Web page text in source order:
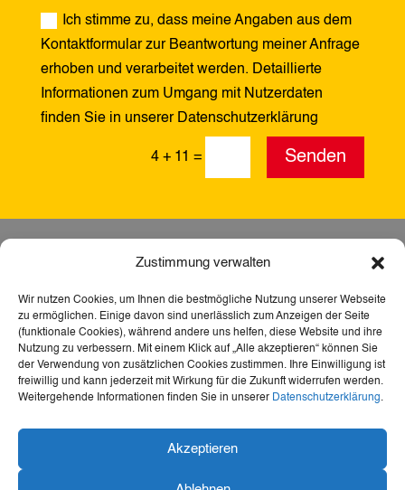
Zustimmung verwalten
Wir nutzen Cookies, um Ihnen die bestmögliche Nutzung unserer Webseite
zu ermöglichen. Einige davon sind unerlässlich zum Anzeigen der Seite
(funktionale Cookies), während andere uns helfen, diese Website und ihre
Nutzung zu verbessern. Mit einem Klick auf „Alle akzeptieren“ können Sie
der Verwendung von zusätzlichen Cookies zustimmen. Ihre Einwilligung ist
freiwillig und kann jederzeit mit Wirkung für die Zukunft widerrufen werden.
Weitergehende Informationen finden Sie in unserer Datenschutzerklärung.
Akzeptieren
Ich stimme zu, dass meine Angaben aus dem
Kontaktformular zur Beantwortung meiner Anfrage
erhoben und verarbeitet werden. Detaillierte
Informationen zum Umgang mit Nutzerdaten
finden Sie in unserer Datenschutzerklärung
4 + 11 = Senden
Webseite barrierefrei – für mehr Teilhabe,